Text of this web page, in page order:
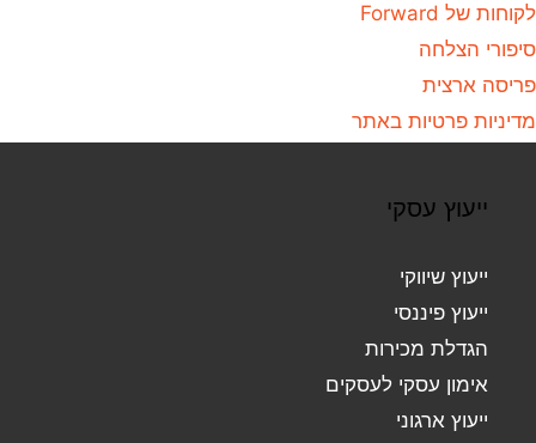
לקוחות של Forward
סיפורי הצלחה
פריסה ארצית
מדיניות פרטיות באתר
ייעוץ עסקי
ייעוץ שיווקי
ייעוץ פיננסי
הגדלת מכירות
אימון עסקי לעסקים
ייעוץ ארגוני